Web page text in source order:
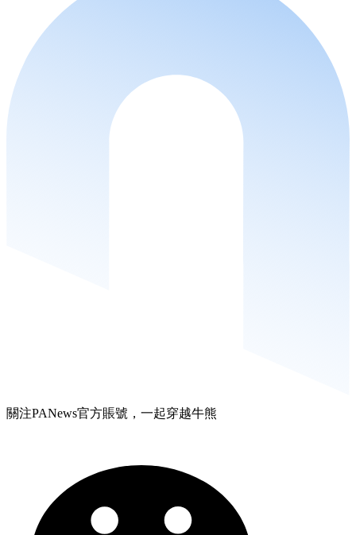
關注PANews官方賬號，一起穿越牛熊